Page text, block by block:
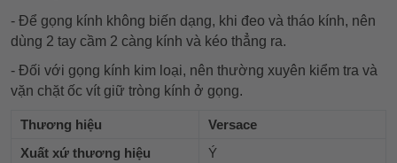
- Để gọng kính không biến dạng, khi đeo và tháo kính, nên
dùng 2 tay cầm 2 càng kính và kéo thẳng ra.
- Đối với gọng kính kim loại, nên thường xuyên kiểm tra và
vặn chặt ốc vít giữ tròng kính ở gọng.
Thương hiệu
Versace
Xuất xứ thương hiệu
Ý